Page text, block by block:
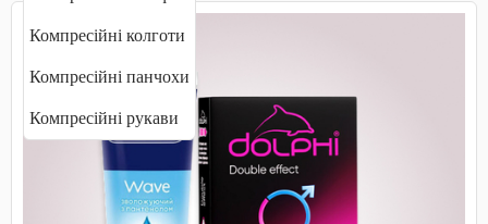
Компресійні колготи
Компресійні панчохи
Компресійні рукави